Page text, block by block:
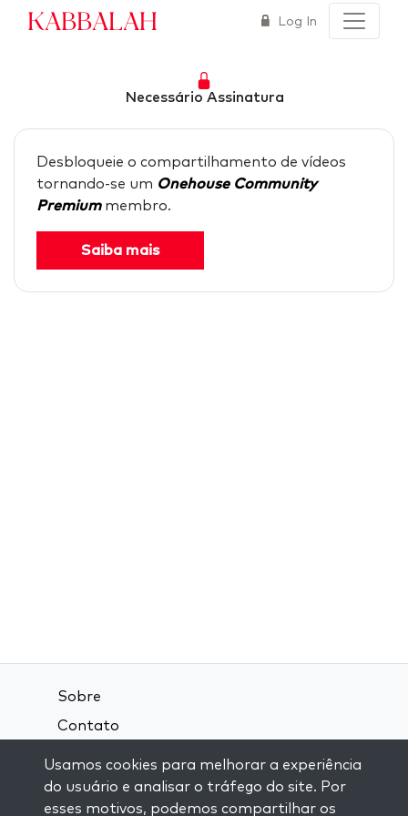
Kabbalah Log In
Necessário Assinatura
Desbloqueie o compartilhamento de vídeos
tornando-se um Onehouse Community
Premium membro.
Saiba mais
Sobre
Contato
Política de Privacidade
Usamos cookies para melhorar a experiência
do usuário e analisar o tráfego do site. Por
esses motivos, podemos compartilhar os